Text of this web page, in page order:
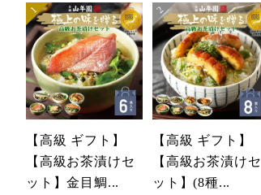
【高級 ギフト】
【高級お茶漬けセ
ット】金目鯛...
【高級 ギフト】
【高級お茶漬けセ
ット】(8種...